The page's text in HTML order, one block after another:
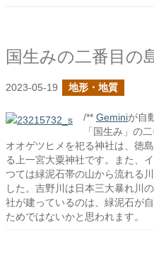
国生みの二番目の
2023-05-19 地形・地質
/** Geminiが自
「国生み」の
オオゲツヒメを祀る神社は、徳
る上一宮大粟神社です。また、
つては緑泥石帯の山から流れる
した。吉野川は日本三大暴れ川
社が建っているのは、緑泥石が
ためではないかと思われます。